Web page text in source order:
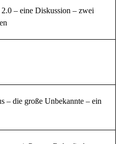
– eine Diskussion – zwei
– die große Unbekannte – ein